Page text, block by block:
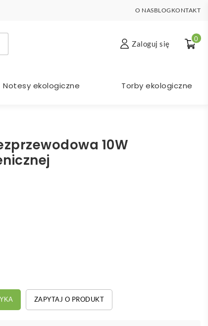
O NASBLOG KONTAKT
Zaloguj się
0
Notesy ekologiczne Torby ekologiczne
10W
ZAPYTAJ O PRODUKT